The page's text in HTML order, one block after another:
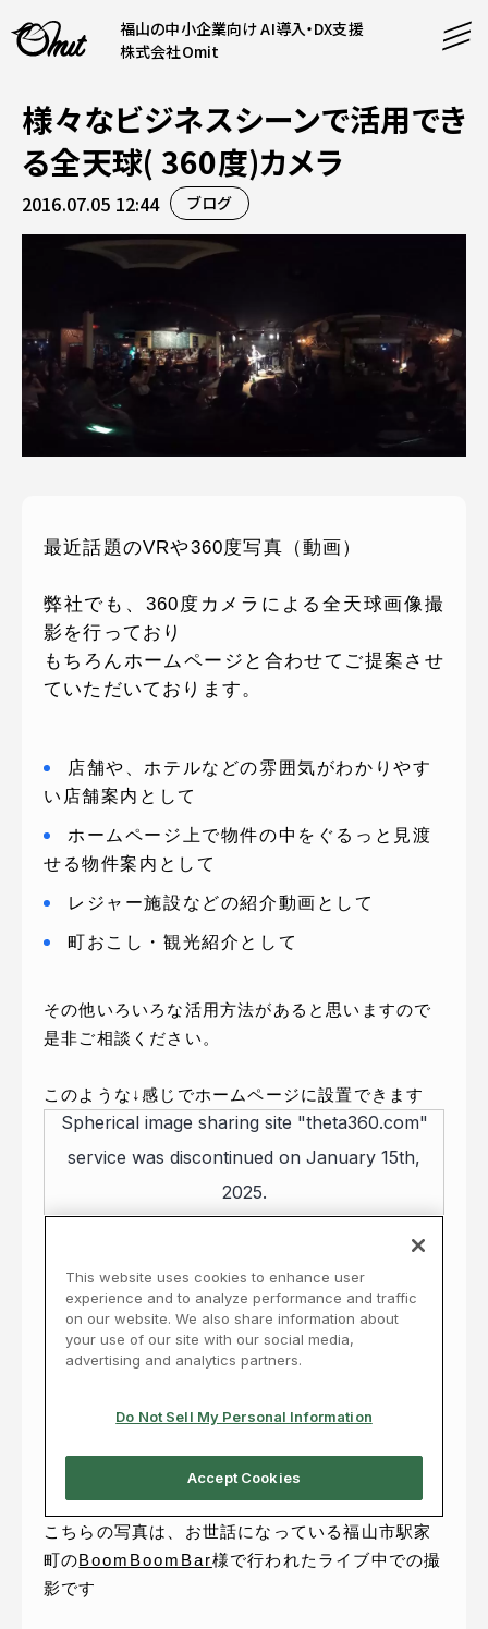
福山の中小企業向け AI導入・DX支援
株式会社Omit
SERVICE
事業内容
AI導入支援
システム開発
CONTENT
コンテンツ
課題解決
制作実績
料金表
COMPANY
企業案内
会社概要
ヒラメキペーパー
( 24時間365日いつでも受付対応 )
電話でお問い合わせ
様々なビジネスシーンで活用でき
る全天球( 360度)カメラ
2016.07.05 12:44 ブログ
最近話題のVRや360度写真（動画）
弊社でも、360度カメラによる全天球画像撮
影を行っており
もちろんホームページと合わせてご提案させ
ていただいております。
店舗や、ホテルなどの雰囲気がわかりやす
い店舗案内として
ホームページ上で物件の中をぐるっと見渡
せる物件案内として
レジャー施設などの紹介動画として
町おこし・観光紹介として
その他いろいろな活用方法があると思いますので
是非ご相談ください。
このような↓感じでホームページに設置できます
こちらの写真は、お世話になっている福山市駅家
町のBoomBoomBar様で行われたライブ中での撮
影です